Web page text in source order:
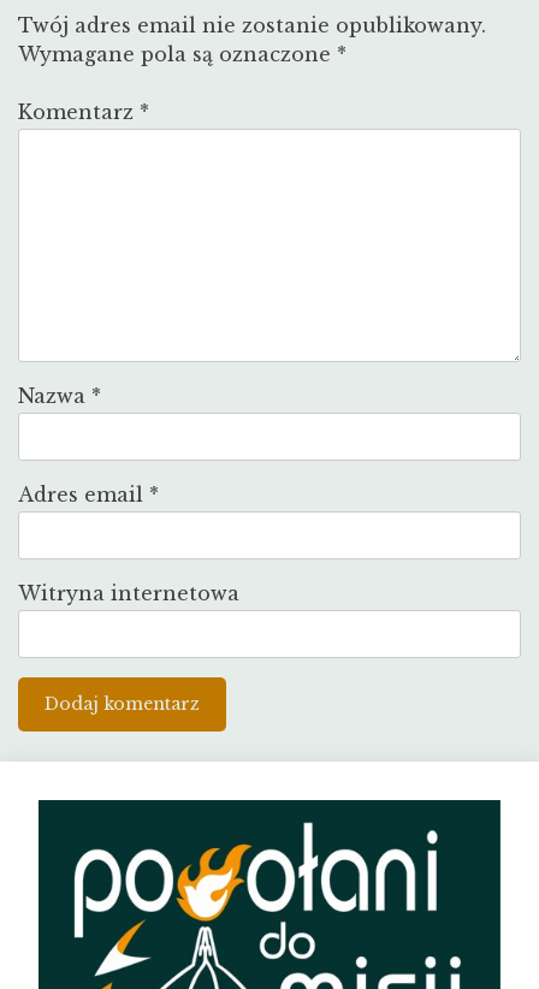
Twój adres email nie zostanie opublikowany.
Wymagane pola są oznaczone *
Komentarz *
Nazwa *
Adres email *
Witryna internetowa